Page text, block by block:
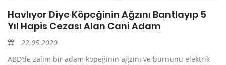
Havlıyor Diye Köpeğinin Ağzını Bantlayıp 5
Yıl Hapis Cezası Alan Cani Adam
22.05.2020
ABD’de zalim bir adam köpeğinin ağzını ve burnunu elektrik